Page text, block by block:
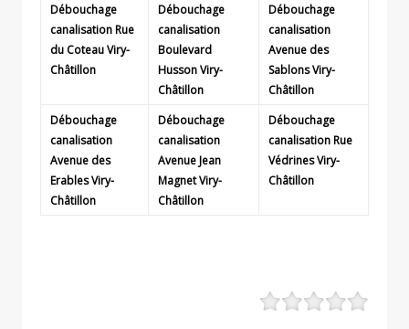
Débouchage
canalisation Rue
du CoteauViry-
Châtillon
Débouchage
canalisation
Boulevard
HussonViry-
Châtillon
Débouchage
canalisation
Avenue des
SablonsViry-
Châtillon
Débouchage
canalisation
Avenue des
ErablesViry-
Châtillon
Débouchage
canalisation
Avenue Jean
MagnetViry-
Châtillon
Débouchage
canalisation Rue
VédrinesViry-
Châtillon